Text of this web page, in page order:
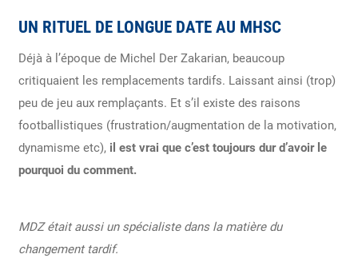
UN RITUEL DE LONGUE DATE AU MHSC
Déjà à l’époque de Michel Der Zakarian, beaucoup
critiquaient les remplacements tardifs. Laissant ainsi (trop)
peu de jeu aux remplaçants. Et s’il existe des raisons
footballistiques (frustration/augmentation de la motivation,
dynamisme etc), il est vrai que c’est toujours dur d’avoir le
pourquoi du comment.
MDZ était aussi un spécialiste dans la matière du
changement tardif.